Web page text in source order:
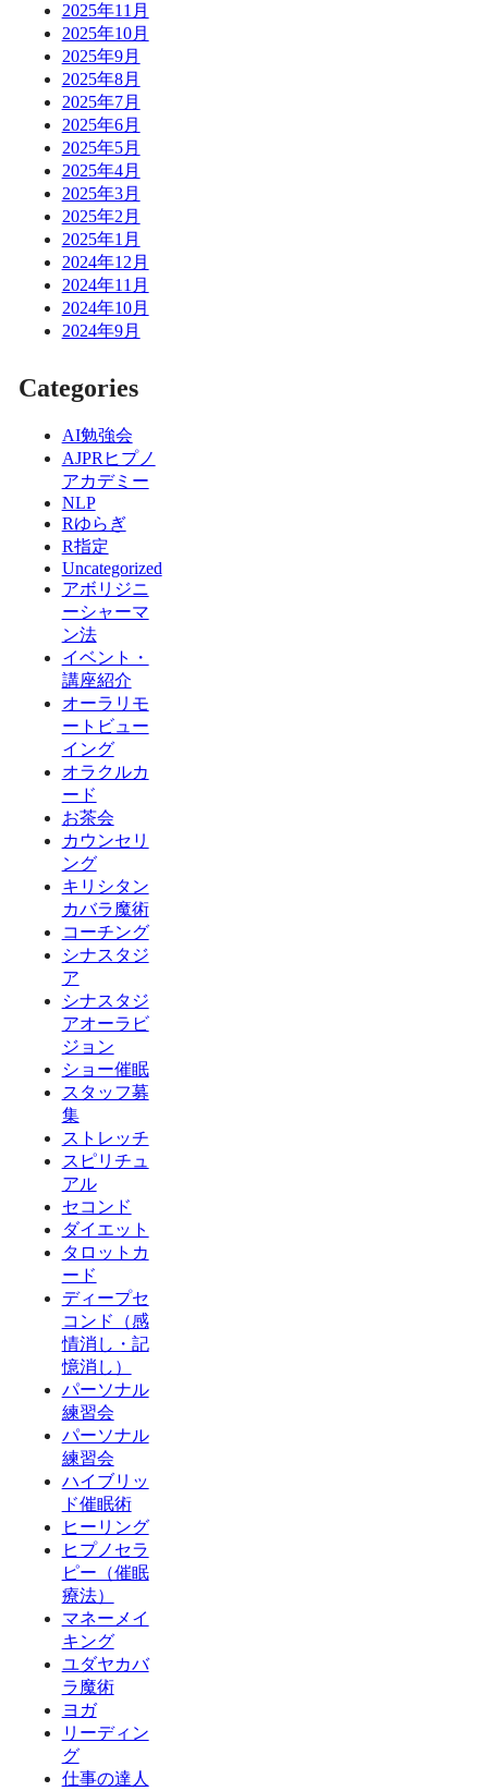
2025年11月
2025年10月
2025年9月
2025年8月
2025年7月
2025年6月
2025年5月
2025年4月
2025年3月
2025年2月
2025年1月
2024年12月
2024年11月
2024年10月
2024年9月
Categories
AI勉強会
AJPRヒプノ
アカデミー
NLP
Rゆらぎ
R指定
Uncategorized
アボリジニ
ーシャーマ
ン法
イベント・
講座紹介
オーラリモ
ートビュー
イング
オラクルカ
ード
お茶会
カウンセリ
ング
キリシタン
カバラ魔術
コーチング
シナスタジ
ア
シナスタジ
アオーラビ
ジョン
ショー催眠
スタッフ募
集
ストレッチ
スピリチュ
アル
セコンド
ダイエット
タロットカ
ード
ディープセ
コンド（感
情消し・記
憶消し）
パーソナル
練習会
パーソナル
練習会
ハイブリッ
ド催眠術
ヒーリング
ヒプノセラ
ピー（催眠
療法）
マネーメイ
キング
ユダヤカバ
ラ魔術
ヨガ
リーディン
グ
仕事の達人